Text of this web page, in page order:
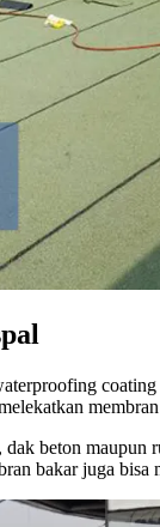
beton maupun
bakar juga